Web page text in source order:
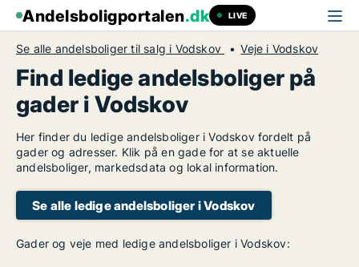
Andelsboligportalen.dk LIVE
Se alle andelsboliger til salg i Vodskov Veje i Vodskov
Find ledige andelsboliger på
gader i Vodskov
Her finder du ledige andelsboliger i Vodskov fordelt på
gader og adresser. Klik på en gade for at se aktuelle
andelsboliger, markedsdata og lokal information.
Se alle ledige andelsboliger i Vodskov
Gader og veje med ledige andelsboliger i Vodskov: